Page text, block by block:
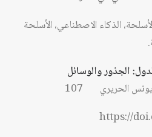
الذكاء الاصطناعي، الأسلحة
الجذور والوسائل
الحريري 107
https://